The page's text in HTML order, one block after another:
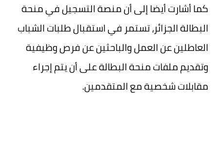
كما أشارت أيضا إلى أن منصة التسجيل في منحة
البطالة الجزائر، تستمر في استقبال طلبات الشباب
العاطلين عن العمل والباحثين عن فرص وظيفية
وتقديم ملفات منحة البطالة على أن يتم إجراء
مقابلات شخصية مع المتقدمين.